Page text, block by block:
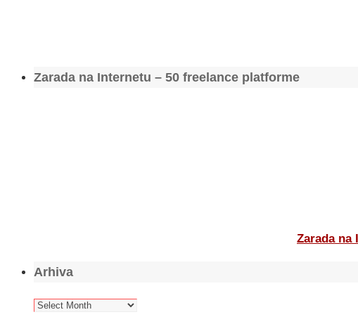
Zarada na Internetu – 50 freelance platforme
Zarada na
Arhiva
Arhiva